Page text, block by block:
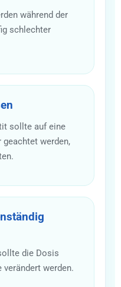
während der
schlechter
sollte auf eine
geachtet werden,
die Dosis
werden.